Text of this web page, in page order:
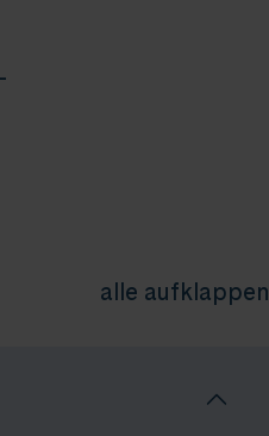
alle aufklappen